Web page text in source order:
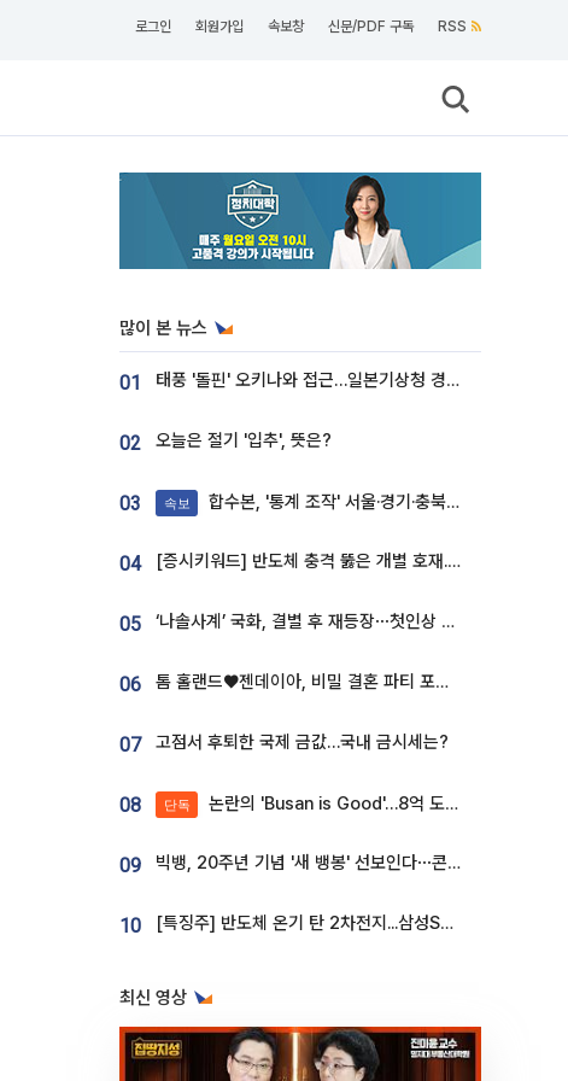
로그인 회원가입 속보창 신문/PDF 구독 RSS
많이 본 뉴스
01 태풍 '돌핀' 오키나와 접근…일본기상청 경로 업데이트
02 오늘은 절기 '입추', 뜻은?
03 속보 합수본, '통계 조작' 서울·경기·충북 선관위 등 추가 압수수색
04 [증시키워드] 반도체 충격 뚫은 개별 호재...포스코퓨처엠·에코프로·한화솔루션 '눈길'
05 ‘나솔사계’ 국화, 결별 후 재등장⋯첫인상 투표 휩쓸고 ‘인기녀’ 등극
06 톰 홀랜드♥젠데이아, 비밀 결혼 파티 포착⋯호텔 대관비만 9억
07 고점서 후퇴한 국제 금값…국내 금시세는?
08 단독 논란의 'Busan is Good'…8억 도시브랜드, 용산 대통령실 CI 업체가 수행
09 빅뱅, 20주년 기념 '새 뱅봉' 선보인다⋯콘서트 앞두고 팝업 개최
10 [특징주] 반도체 온기 탄 2차전지...삼성SDI, 장 초반 7% 넘게 껑충
최신 영상